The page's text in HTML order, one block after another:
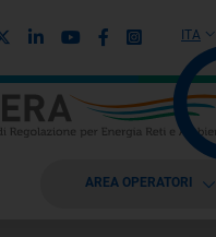
ITA
LinkedinYoutubeFacebook
Instagram
AREA OPERATORI